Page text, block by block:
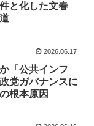
と化した文春
2026.06.17
「公共インフ
党ガバナンスに
根本原因